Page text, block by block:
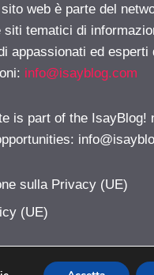
web è parte del
siti tematici di
appassionati ed
info@isayblog.com
is part of the
sulla Privacy (UE)
(UE)